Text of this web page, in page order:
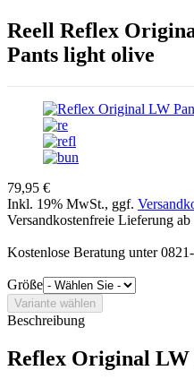
Reell Reflex
Pants light olive
79,95 €
Inkl. 19% MwSt., ggf.
Versandkostenfreie Lieferung
Kostenlose Beratung unter
Größe
Beschreibung
Reflex Original LW